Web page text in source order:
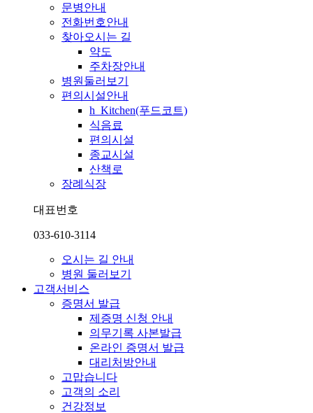
문병안내
전화번호안내
찾아오시는 길
약도
주차장안내
병원둘러보기
편의시설안내
h_Kitchen(푸드코트)
식음료
편의시설
종교시설
산책로
장례식장
대표번호
033-610-3114
오시는 길 안내
병원 둘러보기
고객서비스
증명서 발급
제증명 신청 안내
의무기록 사본발급
온라인 증명서 발급
대리처방안내
고맙습니다
고객의 소리
건강정보